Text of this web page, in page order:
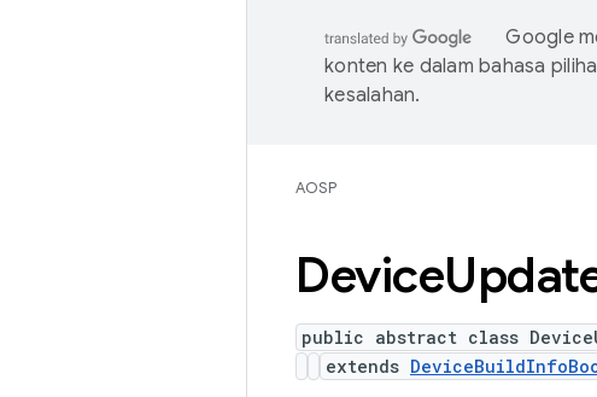
Google
konten ke dalam bahasa
kesalahan.
AOSP
Device
public abstract class
extends